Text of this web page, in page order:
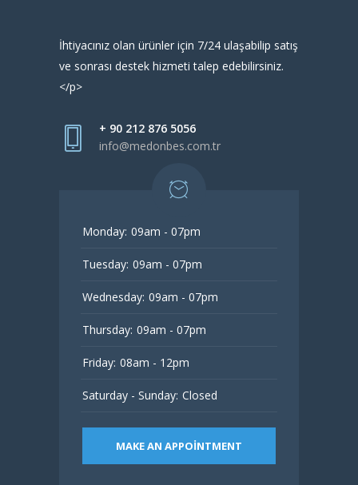
İhtiyacınız olan ürünler için 7/24 ulaşabilip satış
ve sonrası destek hizmeti talep edebilirsiniz.
</p>
+ 90 212 876 5056
info@medonbes.com.tr
Monday: 09am - 07pm
Tuesday: 09am - 07pm
Wednesday: 09am - 07pm
Thursday: 09am - 07pm
Friday: 08am - 12pm
Saturday - Sunday: Closed
MAKE AN APPOINTMENT